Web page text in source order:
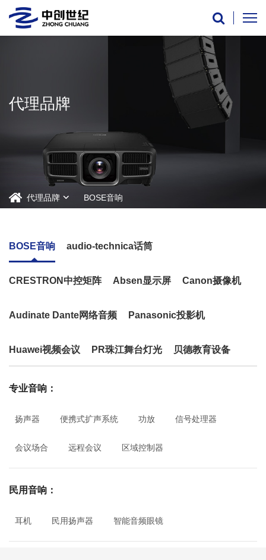
代理品牌
代理品牌 BOSE音响
BOSE音响 audio-technica话筒
CRESTRON中控矩阵 Absen显示屏 Canon摄像机
Audinate Dante网络音频 Panasonic投影机
Huawei视频会议 PR珠江舞台灯光 贝德教育设备
专业音响：
扬声器 便携式扩声系统 功放 信号处理器
会议场合 远程会议 区域控制器
民用音响：
耳机 民用扬声器 智能音频眼镜